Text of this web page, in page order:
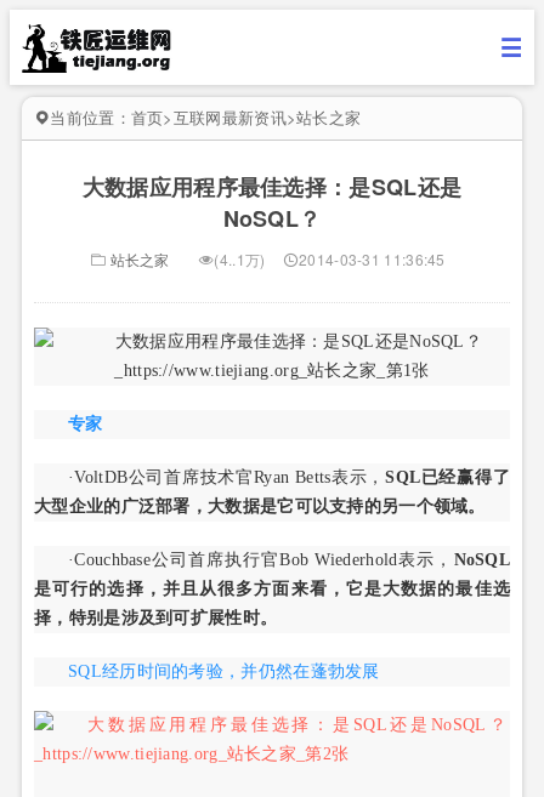
当前位置： 首页>互联网最新资讯>站长之家
大数据应用程序最佳选择：是SQL还是
NoSQL？
站长之家 (4..1万) 2014-03-31 11:36:45
专家
·VoltDB公司首席技术官Ryan Betts表示，SQL已经赢得了
大型企业的广泛部署，大数据是它可以支持的另一个领域。
·Couchbase公司首席执行官Bob Wiederhold表示， NoSQL
是可行的选择，并且从很多方面来看，它是大数据的最佳选
择，特别是涉及到可扩展性时。
SQL经历时间的考验，并仍然在蓬勃发展